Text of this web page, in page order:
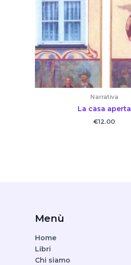
Narrativa
La casa aperta
€12.00
Menù
Home
Libri
Chi siamo